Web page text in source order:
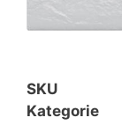
SKU
Kategorie